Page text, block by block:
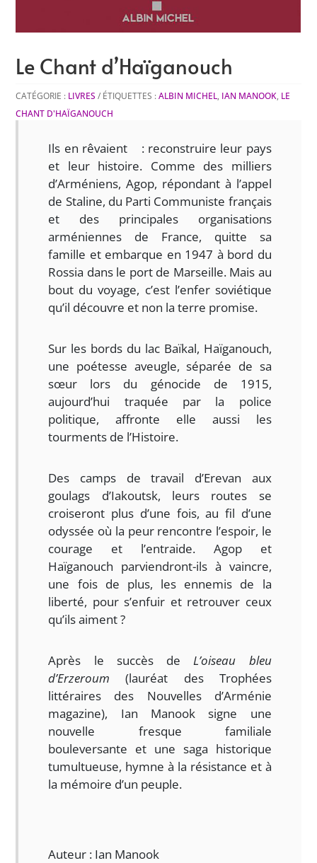
Le Chant d’Haïganouch
CATÉGORIE : LIVRES ÉTIQUETTES :ALBIN MICHEL, IAN MANOOK, LE
CHANT D'HAÏGANOUCH
Ils en rêvaient : reconstruire leur pays
et leur histoire. Comme des milliers
d’Arméniens, Agop, répondant à l’appel
de Staline, du Parti Communiste français
et des principales organisations
arméniennes de France, quitte sa
famille et embarque en 1947 à bord du
Rossia dans le port de Marseille. Mais au
bout du voyage, c’est l’enfer soviétique
qu’il découvre et non la terre promise.
Sur les bords du lac Baïkal, Haïganouch,
une poétesse aveugle, séparée de sa
sœur lors du génocide de 1915,
aujourd’hui traquée par la police
politique, affronte elle aussi les
tourments de l’Histoire.
Des camps de travail d’Erevan aux
goulags d’Iakoutsk, leurs routes se
croiseront plus d’une fois, au fil d’une
odyssée où la peur rencontre l’espoir, le
courage et l’entraide. Agop et
Haïganouch parviendront-ils à vaincre,
une fois de plus, les ennemis de la
liberté, pour s’enfuir et retrouver ceux
qu’ils aiment ?
Après le succès deL’oiseau bleu
d’Erzeroum (lauréat des Trophées
littéraires des Nouvelles d’Arménie
magazine), Ian Manook signe une
nouvelle fresque familiale
bouleversante et une saga historique
tumultueuse, hymne à la résistance et à
la mémoire d’un peuple.
Auteur : Ian Manook